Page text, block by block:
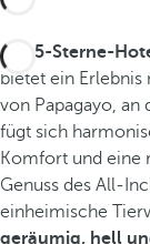
Das 5-Sterne-
bietet ein Erlebnis
von Papagayo, an
fügt sich
Komfort und eine
Genuss des All-
einheimische
geräumig, hell